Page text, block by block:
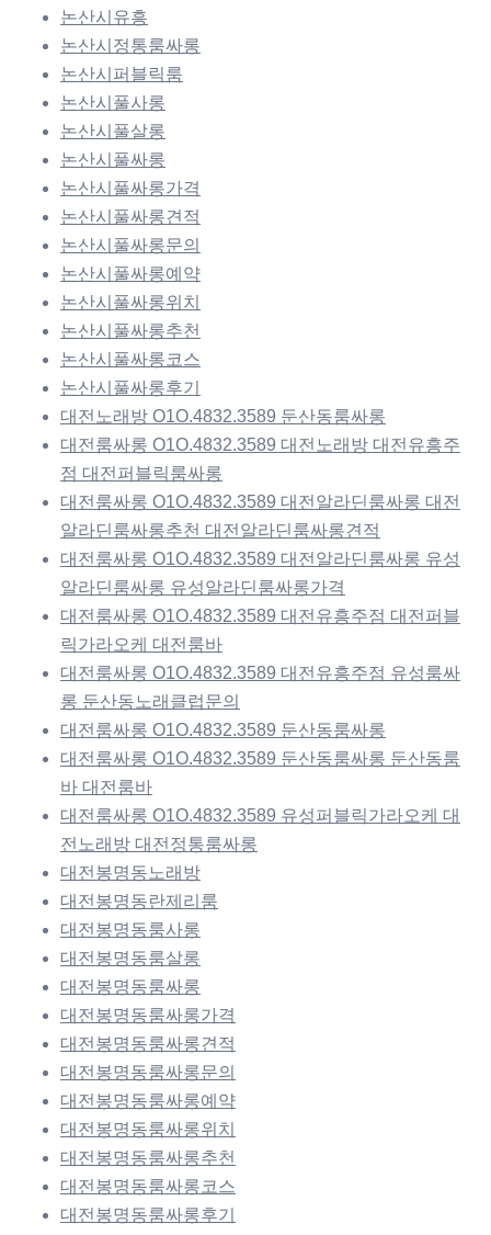
논산시유흥
논산시정통룸싸롱
논산시퍼블릭룸
논산시풀사롱
논산시풀살롱
논산시풀싸롱
논산시풀싸롱가격
논산시풀싸롱견적
논산시풀싸롱문의
논산시풀싸롱예약
논산시풀싸롱위치
논산시풀싸롱추천
논산시풀싸롱코스
논산시풀싸롱후기
대전노래방 O1O.4832.3589 둔산동룸싸롱
대전룸싸롱 O1O.4832.3589 대전노래방 대전유흥주
점 대전퍼블릭룸싸롱
대전룸싸롱 O1O.4832.3589 대전알라딘룸싸롱 대전
알라딘룸싸롱추천 대전알라딘룸싸롱견적
대전룸싸롱 O1O.4832.3589 대전알라딘룸싸롱 유성
알라딘룸싸롱 유성알라딘룸싸롱가격
대전룸싸롱 O1O.4832.3589 대전유흥주점 대전퍼블
릭가라오케 대전룸바
대전룸싸롱 O1O.4832.3589 대전유흥주점 유성룸싸
롱 둔산동노래클럽문의
대전룸싸롱 O1O.4832.3589 둔산동룸싸롱
대전룸싸롱 O1O.4832.3589 둔산동룸싸롱 둔산동룸
바 대전룸바
대전룸싸롱 O1O.4832.3589 유성퍼블릭가라오케 대
전노래방 대전정통룸싸롱
대전봉명동노래방
대전봉명동란제리룸
대전봉명동룸사롱
대전봉명동룸살롱
대전봉명동룸싸롱
대전봉명동룸싸롱가격
대전봉명동룸싸롱견적
대전봉명동룸싸롱문의
대전봉명동룸싸롱예약
대전봉명동룸싸롱위치
대전봉명동룸싸롱추천
대전봉명동룸싸롱코스
대전봉명동룸싸롱후기